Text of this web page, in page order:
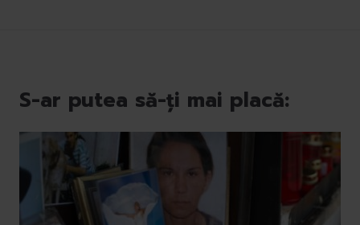
S-ar putea să-ți mai placă: